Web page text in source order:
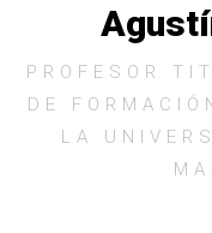
PROFESOR
DE
LA